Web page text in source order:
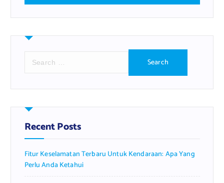
r
h
f
o
:
Recent Posts
Fitur Keselamatan Terbaru Untuk Kendaraan: Apa Yang
Perlu Anda Ketahui